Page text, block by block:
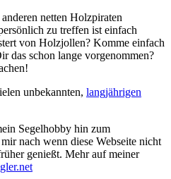
netten Holzpiraten
zu treffen ist einfach
von Holzjollen? Komme einfach
das schon lange vorgenommen?
unbekannten, langjährigen
Segelhobby hin zum
nach wenn diese Webseite nicht
genießt. Mehr auf meiner